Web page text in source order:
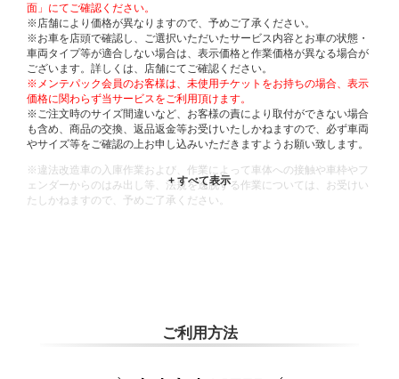
面」にてご確認ください。
※店舗により価格が異なりますので、予めご了承ください。
※お車を店頭で確認し、ご選択いただいたサービス内容とお車の状態・
車両タイプ等が適合しない場合は、表示価格と作業価格が異なる場合が
ございます。詳しくは、店舗にてご確認ください。
※メンテパック会員のお客様は、未使用チケットをお持ちの場合、表示
価格に関わらず当サービスをご利用頂けます。
※ご注文時のサイズ間違いなど、お客様の責により取付ができない場合
も含め、商品の交換、返品返金等お受けいたしかねますので、必ず車両
やサイズ等をご確認の上お申し込みいただきますようお願い致します。
※違法改造車の入庫作業および、作業によって車体への接触や車枠やフ
ェンダーからのはみ出し等、法規を逸脱する作業については、お受けい
たしかねますので、予めご了承ください。
ご利用方法